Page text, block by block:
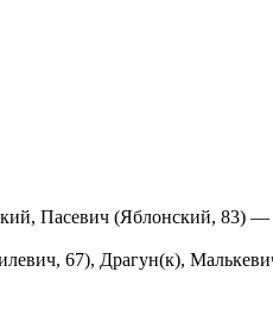
Пасевич (Яблонский, 83) —
67), Драгун(к),